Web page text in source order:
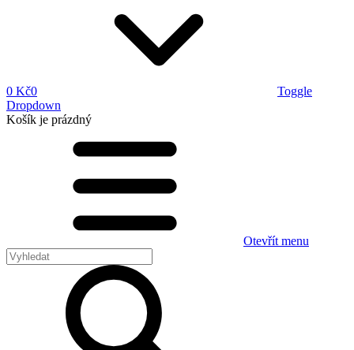
0 Kč0
Toggle
Dropdown
Košík je prázdný
Otevřít menu